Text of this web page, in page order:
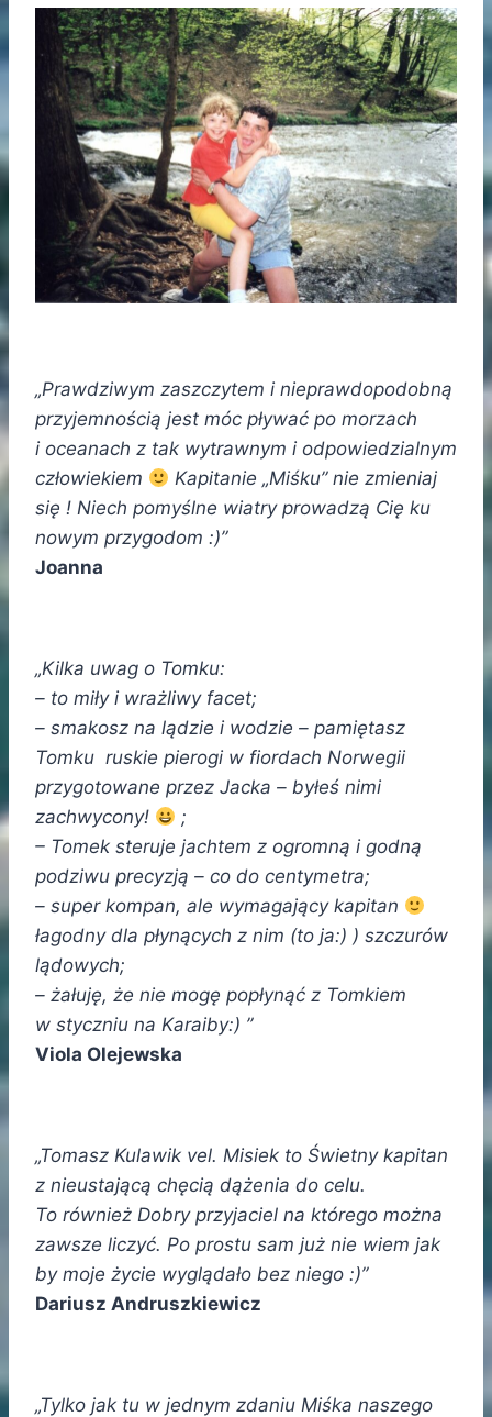
„Prawdziwym zaszczytem i nieprawdopodobną
przyjemnością jest móc pływać po morzach
i oceanach z tak wytrawnym i odpowiedzialnym
człowiekiem
Kapitanie „Miśku” nie zmieniaj
się ! Niech pomyślne wiatry prowadzą Cię ku
nowym przygodom :)”
Joanna
„Kilka uwag o Tomku:
– to miły i wrażliwy facet;
– smakosz na lądzie i wodzie – pamiętasz
Tomku ruskie pierogi w fiordach Norwegii
przygotowane przez Jacka – byłeś nimi
zachwycony!
;
– Tomek steruje jachtem z ogromną i godną
podziwu precyzją – co do centymetra;
– super kompan, ale wymagający kapitan
łagodny dla płynących z nim (to ja:) ) szczurów
lądowych;
– żałuję, że nie mogę popłynąć z Tomkiem
w styczniu na Karaiby:) ”
Viola Olejewska
„Tomasz Kulawik vel. Misiek to Świetny kapitan
z nieustającą chęcią dążenia do celu.
To również Dobry przyjaciel na którego można
zawsze liczyć. Po prostu sam już nie wiem jak
by moje życie wyglądało bez niego :)”
Dariusz Andruszkiewicz
„Tylko jak tu w jednym zdaniu Miśka naszego